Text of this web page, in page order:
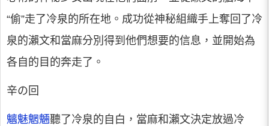
“偷”走了冷泉的所在地。成功從神秘組織手上奪回了冷
泉的瀨文和當麻分別得到他們想要的信息，並開始為
各自的目的奔走了。
辛の回
魑魅魍魎聽了冷泉的自白，當麻和瀨文決定放過冷